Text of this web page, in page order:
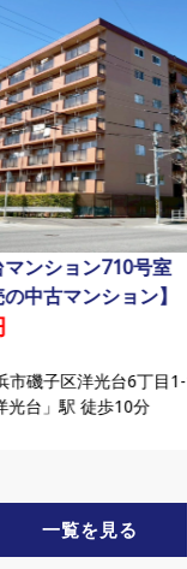
ンション710号室
中古マンション】
市磯子区洋光台6丁目1-
光台」駅 徒歩10分
一覧を見る